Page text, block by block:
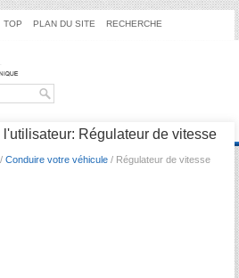
TOP PLAN DU SITE RECHERCHE
Régulateur de vitesse
/ Conduire votre véhicule / Régulateur de vitesse